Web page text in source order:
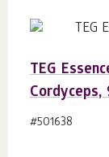
TEG
Сordyceps,
#501638